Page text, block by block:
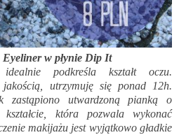
w płynie Dip It
podkreśla kształt oczu.
utrzymuję się ponad 12h.
zastąpiono utwardzoną pianką o
kształcie, która pozwala wykonać
makijażu jest wyjątkowo gładkie